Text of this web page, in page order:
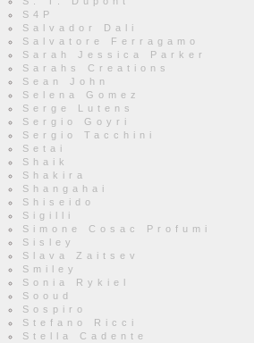
S4P
Salvador Dali
Salvatore Ferragamo
Sarah Jessica Parker
Sarahs Creations
Sean John
Selena Gomez
Serge Lutens
Sergio Goyri
Sergio Tacchini
Setai
Shaik
Shakira
Shangahai
Shiseido
Sigilli
Simone Cosac Profumi
Sisley
Slava Zaitsev
Smiley
Sonia Rykiel
Sooud
Sospiro
Stefano Ricci
Stella Cadente